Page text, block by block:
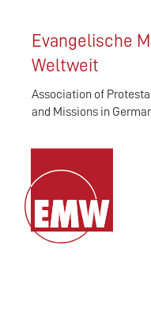
Evangelische
Weltweit
Association of
and Missions in